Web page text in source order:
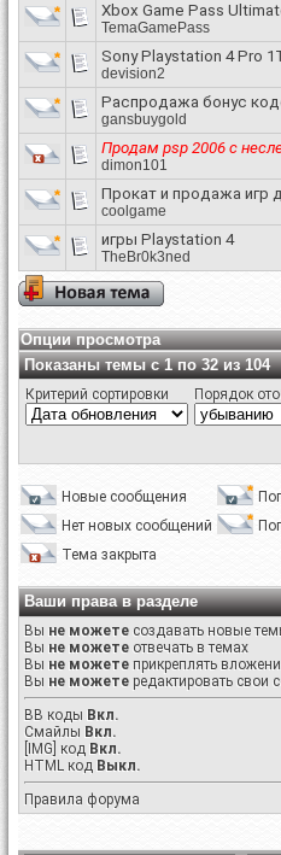
Xbox Game Pass
TemaGamePass
Sony Playstation 4 Pro
devision2
Распродажа бонус
gansbuygold
Продам psp 2006 c
dimon101
Прокат и продажа игр
coolgame
игры Playstation 4
TheBr0k3ned
Опции просмотра
Показаны темы с 1 по 32 из 104
Критерий сортировки Порядок
Новые сообщения
Нет новых сообщений
Тема закрыта
Ваши права в разделе
Вы не можете создавать новые
Вы не можете отвечать в темах
Вы не можете прикреплять
Вы не можете редактировать свои
BB коды Вкл.
Смайлы Вкл.
[IMG] код Вкл.
HTML код Выкл.
Правила форума